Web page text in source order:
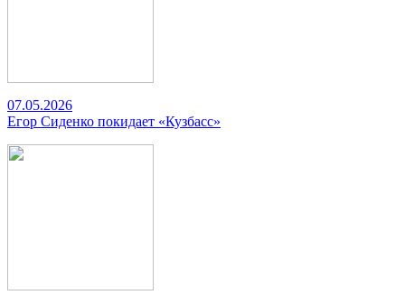
07.05.2026
Егор Сиденко покидает «Кузбасс»